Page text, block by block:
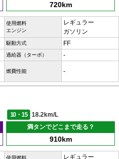
720km
使用燃料
エンジン
レギュラー
ガソリン
駆動方式 FF
過給器（ターボ） -
燃費性能 -
10・15
18.2km/L
満タンでどこまで走る？
910km
使用燃料
レギュラー